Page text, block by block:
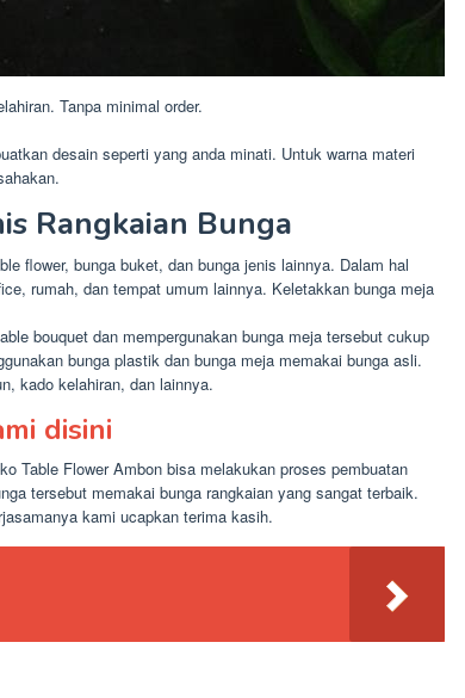
Tanpa minimal order.
desain seperti yang anda minati. Untuk warna materi
Rangkaian Bunga
flower, bunga buket, dan bunga jenis lainnya. Dalam hal
rumah, dan tempat umum lainnya. Keletakkan bunga meja
bouquet dan mempergunakan bunga meja tersebut cukup
bunga plastik dan bunga meja memakai bunga asli.
kado kelahiran, dan lainnya.
disini
Table Flower Ambon bisa melakukan proses pembuatan
tersebut memakai bunga rangkaian yang sangat terbaik.
kami ucapkan terima kasih.